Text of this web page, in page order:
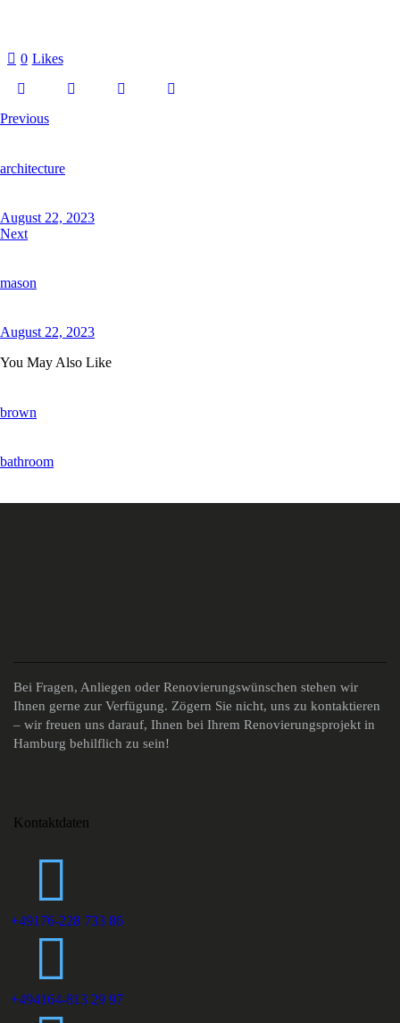
0 Likes
Previous
architecture
August 22, 2023
Next
mason
August 22, 2023
You May Also Like
brown
bathroom
Bei Fragen, Anliegen oder Renovierungswünschen stehen wir
Ihnen gerne zur Verfügung. Zögern Sie nicht, uns zu kontaktieren
– wir freuen uns darauf, Ihnen bei Ihrem Renovierungsprojekt in
Hamburg behilflich zu sein!
Kontaktdaten
+49176-228 733 86
+494164-813 29 97